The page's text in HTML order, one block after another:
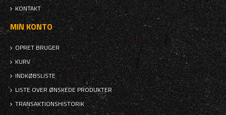
KONTAKT
MIN KONTO
OPRET BRUGER
KURV
INDKØBSLISTE
LISTE OVER ØNSKEDE PRODUKTER
TRANSAKTIONSHISTORIK